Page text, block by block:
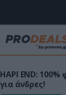
Μεταμόρφωσε
Ultra Box Μίνι
μπαταρία λιθίου